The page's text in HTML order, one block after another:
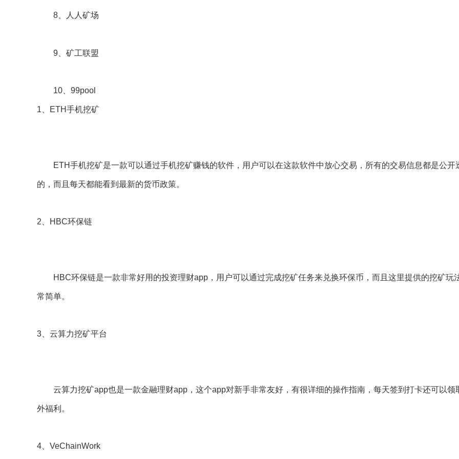
8、人人矿场
9、矿工联盟
10、99pool
1、ETH手机挖矿
ETH手机挖矿是一款可以通过手机挖矿赚钱的软件，用户可以在这款软件中放心交易，所有的交易信息都是公开
的，而且每天都能看到最新的货币政策。
2、HBC环保链
HBC环保链是一款非常好用的投资理财app，用户可以通过完成挖矿任务来兑换环保币，而且这里提供的挖矿玩
常简单。
3、云算力挖矿平台
云算力挖矿app也是一款金融理财app，这个app对新手非常友好，有很详细的操作指南，每天签到打卡还可以领
外福利。
4、VeChainWork